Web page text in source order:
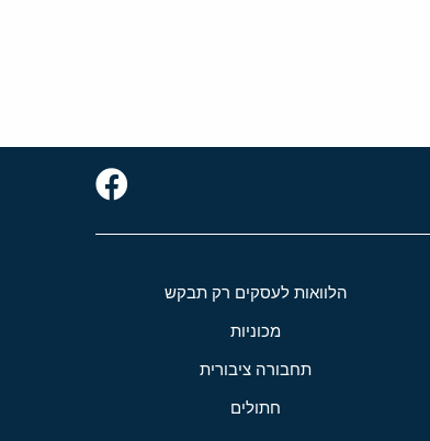
הלוואות לעסקים רק תבקש
מכוניות
תחבורה ציבורית
חתולים